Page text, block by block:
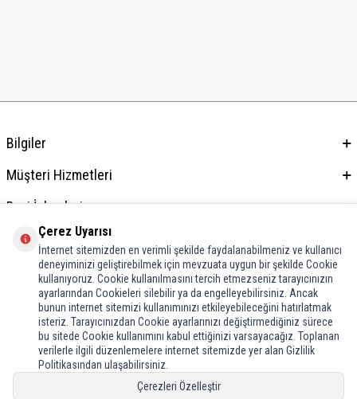
Bilgiler
Müşteri Hizmetleri
Bayi İşlemleri
Adres & İletişim
Çerez Uyarısı
İnternet sitemizden en verimli şekilde faydalanabilmeniz ve kullanıcı
deneyiminizi geliştirebilmek için mevzuata uygun bir şekilde Cookie
kullanıyoruz. Cookie kullanılmasını tercih etmezseniz tarayıcınızın
ayarlarından Cookieleri silebilir ya da engelleyebilirsiniz. Ancak
bunun internet sitemizi kullanımınızı etkileyebileceğini hatırlatmak
isteriz. Tarayıcınızdan Cookie ayarlarınızı değiştirmediğiniz sürece
bu sitede Cookie kullanımını kabul ettiğinizi varsayacağız. Toplanan
verilerle ilgili düzenlemelere internet sitemizde yer alan Gizlilik
Politikasından ulaşabilirsiniz.
Çerezleri Özelleştir